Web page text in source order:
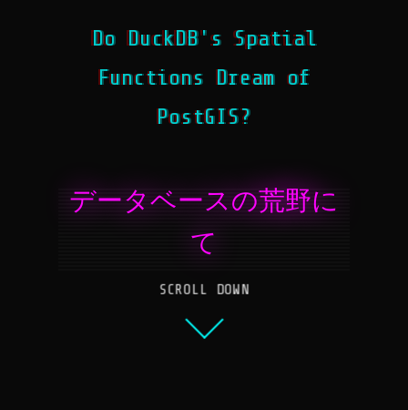
Do DuckDB's Spatial
Functions Dream of
PostGIS?
データベースの荒野に
て
SCROLL DOWN